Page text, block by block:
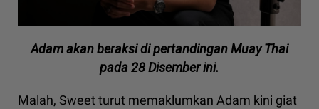
Adam akan beraksi di pertandingan Muay Thai
pada 28 Disember ini.
Malah, Sweet turut memaklumkan Adam kini giat